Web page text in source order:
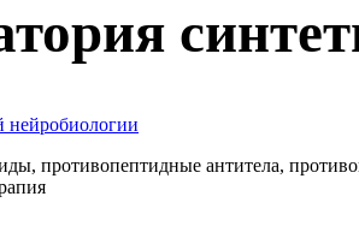
нейробиологии
противопептидные антитела,